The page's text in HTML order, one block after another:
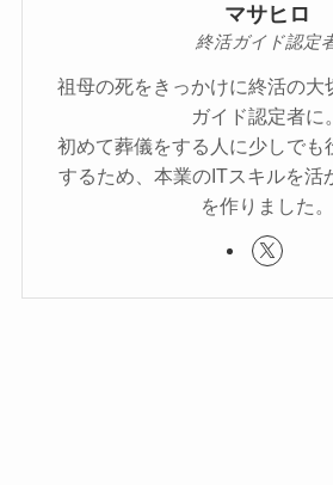
マサヒロ
終活ガイド認定
祖母の死をきっかけに終活の大
ガイド認定者に。
初めて葬儀をする人に少しでも
するため、本業のITスキルを活
を作りました。